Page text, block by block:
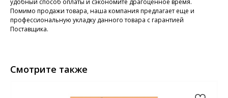
удобный способ оплаты и сэкономите драгоценное время.
Помимо продажи товара, наша компания предлагает еще и
профессиональную укладку данного товара с гарантией
Поставщика.
Смотрите также